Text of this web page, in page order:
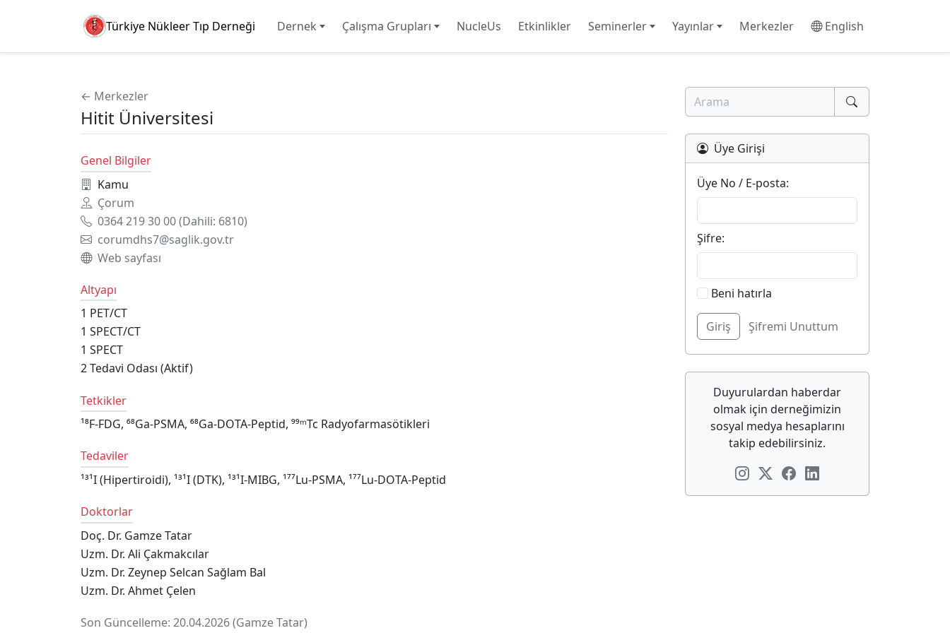
Türkiye Nükleer Tıp Derneği Dernek Çalışma Grupları NucleUs Etkinlikler Seminerler Yayınlar Merkezler English
← Merkezler
Hitit Üniversitesi
Genel Bilgiler
Kamu
Çorum
0364 219 30 00(Dahili: 6810)
corumdhs7@saglik.gov.tr
Web sayfası
Altyapı
1 PET/CT
1 SPECT/CT
1 SPECT
2Tedavi Odası (Aktif)
Tetkikler
¹⁸F-FDG, ⁶⁸Ga-PSMA, ⁶⁸Ga-DOTA-Peptid, ⁹⁹ᵐTc Radyofarmasötikleri
Tedaviler
¹³¹I (Hipertiroidi), ¹³¹I (DTK), ¹³¹I-MIBG, ¹⁷⁷Lu-PSMA, ¹⁷⁷Lu-DOTA-Peptid
Doktorlar
Doç. Dr. Gamze Tatar
Uzm. Dr. Ali Çakmakcılar
Uzm. Dr. Zeynep Selcan Sağlam Bal
Uzm. Dr. Ahmet Çelen
Son Güncelleme: 20.04.2026 (Gamze Tatar)
Üye Girişi
Üye No / E-posta:
Şifre:
Beni hatırla
Şifremi Unuttum
Duyurulardan haberdar
olmak için derneğimizin
sosyal medya hesaplarını
takip edebilirsiniz.